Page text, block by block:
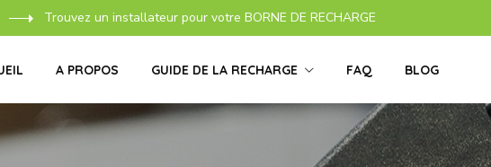
Trouvez un installateur pour votre BORNE DE RECHARGE
A PROPOS GUIDE DE LA RECHARGE FAQ BLOG